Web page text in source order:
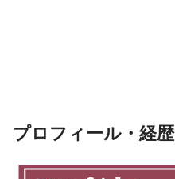
プロフィール・経歴